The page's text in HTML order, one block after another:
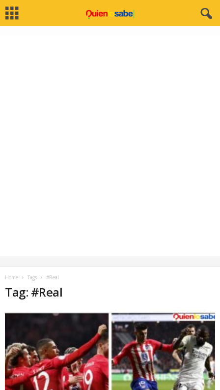
Home Tags #Real
Tag: #Real